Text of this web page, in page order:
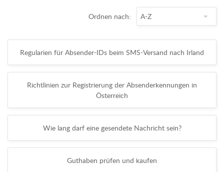
Ordnen nach:
Regularien für Absender-IDs beim SMS-Versand nach Irland
Richtlinien zur Registrierung der Absenderkennungen in
Österreich
Wie lang darf eine gesendete Nachricht sein?
Guthaben prüfen und kaufen